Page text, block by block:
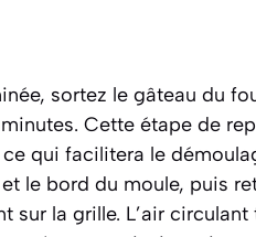
sortez le gâteau du
Cette étape de
qui facilitera le
le bord du moule, puis
sur la grille. L’air